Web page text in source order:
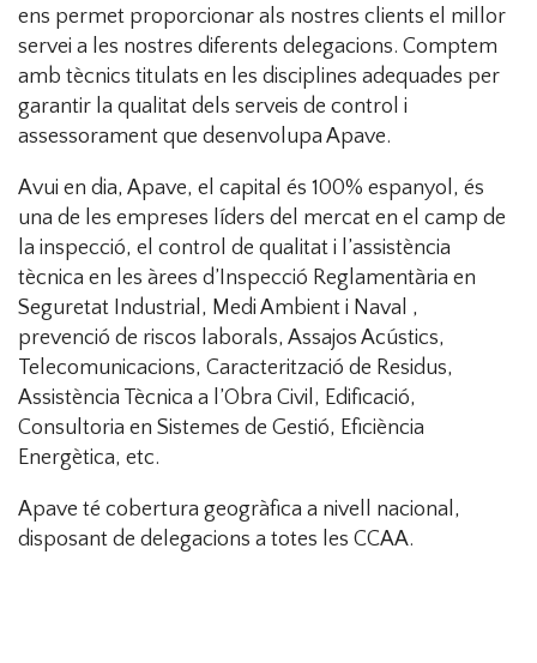
ens permet proporcionar als nostres clients el millor
servei a les nostres diferents delegacions. Comptem
amb tècnics titulats en les disciplines adequades per
garantir la qualitat dels serveis de control i
assessorament que desenvolupa Apave.
Avui en dia, Apave, el capital és 100% espanyol, és
una de les empreses líders del mercat en el camp de
la inspecció, el control de qualitat i l’assistència
tècnica en les àrees d’Inspecció Reglamentària en
Seguretat Industrial, Medi Ambient i Naval ,
prevenció de riscos laborals, Assajos Acústics,
Telecomunicacions, Caracterització de Residus,
Assistència Tècnica a l’Obra Civil, Edificació,
Consultoria en Sistemes de Gestió, Eficiència
Energètica, etc.
Apave té cobertura geogràfica a nivell nacional,
disposant de delegacions a totes les CCAA.